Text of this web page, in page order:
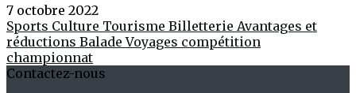
7 octobre 2022
Sports Culture Tourisme Billetterie Avantages et
réductions BaladeVoyages compétition
championnat
Contactez-nous